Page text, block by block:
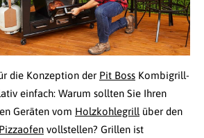
die Konzeption der Pit Boss Kombigrill-
einfach: Warum sollten Sie Ihren
Geräten vom Holzkohlegrillüber den
Pizzaofen vollstellen? Grillen ist